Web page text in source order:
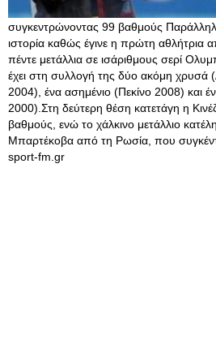
συγκεντρώνοντας 99 βαθμούς
ιστορία καθώς έγινε η πρώτη αθλήτρια
πέντε μετάλλια σε ισάριθμους σερί
έχει στη συλλογή της δύο ακόμη χρυσά
2004), ένα ασημένιο (Πεκίνο 2008) και
2000).Στη δεύτερη θέση κατετάγη η
βαθμούς, ενώ το χάλκινο μετάλλιο
Μπαρτέκοβα από τη Ρωσία, που
sport-fm.gr